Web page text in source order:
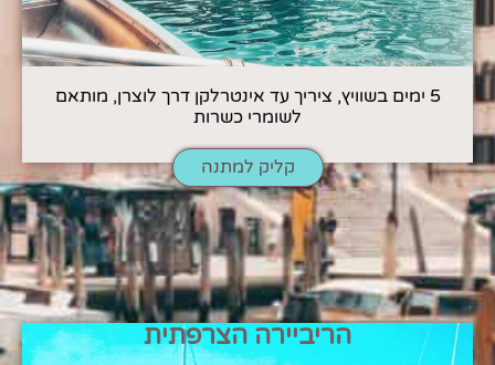
5 ימים בשוויץ, ציריך עד אינטרלקן דרך לוצרן, מותאם
לשומרי כשרות
קליק למתנה
הריביירה הצרפתית